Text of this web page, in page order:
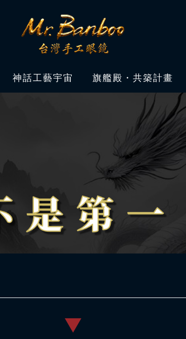
神話工藝宇宙 旗艦殿・共築計畫